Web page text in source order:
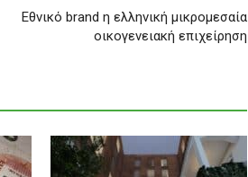
Εθνικό brand η ελληνική μικρομεσαία
οικογενειακή επιχείρηση